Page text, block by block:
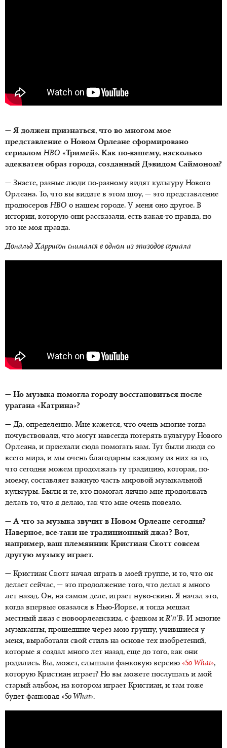
— Я должен признаться, что во многом мое
представление о Новом Орлеане сформировано
сериаломHBO «Тримей». Как по-вашему, насколько
адекватен образ города, созданный Дэвидом Саймоном?
— Знаете, разные люди по-разному видят культуру Нового
Орлеана. То, что вы видите в этом шоу, — это представление
продюсеровHBO о нашем городе. У меня оно другое. В
истории, которую они рассказали, есть какая-то правда, но
это не моя правда.
Дональд Харрисон снимался в одном из эпизодов сериала
— Но музыка помогла городу восстановиться после
урагана «Катрина»?
— Да, определенно. Мне кажется, что очень многие тогда
почувствовали, что могут навсегда потерять культуру Нового
Орлеана, и приехали сюда помогать нам. Тут были люди со
всего мира, и мы очень благодарны каждому из них за то,
что сегодня можем продолжать ту традицию, которая, по-
моему, составляет важную часть мировой музыкальной
культуры. Были и те, кто помогал лично мне продолжать
делать то, что я делаю, так что мне очень повезло.
— А что за музыка звучит в Новом Орлеане сегодня?
Наверное, все-таки не традиционный джаз? Вот,
например, ваш племянник Кристиан Скотт совсем
другую музыку играет.
— Кристиан Скотт начал играть в моей группе, и то, что он
делает сейчас, — это продолжение того, что делал я много
лет назад. Он, на самом деле, играет нуво-свинг. Я начал это,
когда впервые оказался в Нью-Йорке, я тогда мешал
местный джаз с новоорлеанским, с фанком иR'n'B. И многие
музыканты, прошедшие через мою группу, учившиеся у
меня, выработали свой стиль на основе тех изобретений,
которые я создал много лет назад, еще до того, как они
родились. Вы, может, слышали фанковую версию «So What»,
которую Кристиан играет? Но вы можете послушать и мой
старый альбом, на котором играет Кристиан, и там тоже
будет фанковая «So What».